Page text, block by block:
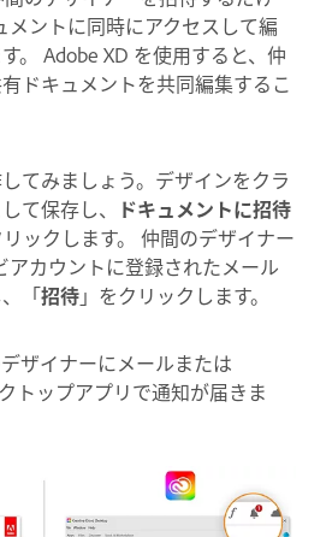
メントに同時にアクセスして編
。 Adobe XD を使用すると、仲
ドキュメントを共同編集するこ
てみましょう。デザインをクラ
て保存し、
ドキュメントに招待
ックします。 仲間のデザイナー
アカウントに登録されたメール
「招待」をクリックします。
ザイナーにメールまたは
トップアプリで通知が届きま